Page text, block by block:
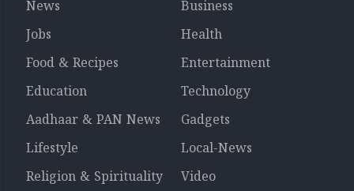
News
Business
Jobs
Health
Food & Recipes
Entertainment
Education
Technology
Aadhaar & PAN News
Gadgets
Lifestyle
Local-News
Religion & Spirituality
Video